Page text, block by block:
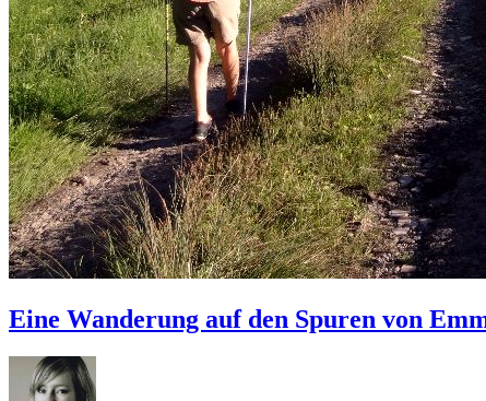
Eine Wanderung auf den Spuren von